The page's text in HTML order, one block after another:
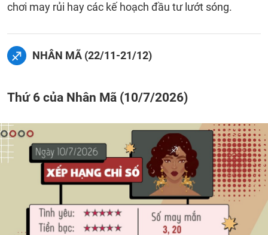
chơi may rủi hay các kế hoạch đầu tư lướt sóng.
NHÂN MÃ (22/11-21/12)
Thứ 6 của Nhân Mã (10/7/2026)